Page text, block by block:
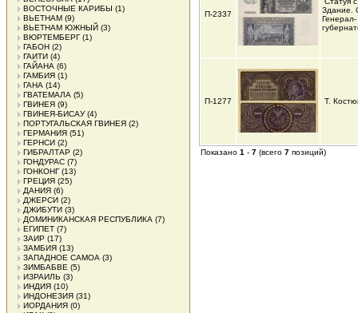
ВОСТОЧНЫЕ КАРИБЫ (1)
ВЬЕТНАМ (9)
ВЬЕТНАМ ЮЖНЫЙ (3)
ВЮРТЕМБЕРГ(1)
ГАБОН (2)
ГАИТИ (4)
ГАЙАНА (6)
ГАМБИЯ (1)
ГАНА (14)
ГВАТЕМАЛА (5)
ГВИНЕЯ (9)
ГВИНЕЯ-БИСАУ(4)
ПОРТУГАЛЬСКАЯ ГВИНЕЯ (2)
ГЕРМАНИЯ (51)
ГЕРНСИ (2)
ГИБРАЛТАР (2)
ГОНДУРАС (7)
ГОНКОНГ(13)
ГРЕЦИЯ (25)
ДАНИЯ (6)
ДЖЕРСИ (2)
ДЖИБУТИ (3)
ДОМИНИКАНСКАЯ РЕСПУБЛИКА (7)
ЕГИПЕТ (7)
ЗАИР (17)
ЗАМБИЯ (13)
ЗАПАДНОЕ САМОА (3)
ЗИМБАБВЕ (5)
ИЗРАИЛЬ (3)
ИНДИЯ (10)
ИНДОНЕЗИЯ (31)
ИОРДАНИЯ (0)
П-2337
Здание.
Генерал-
П-1277 Т.
Показано 1 - 7 (всего 7 позиций)